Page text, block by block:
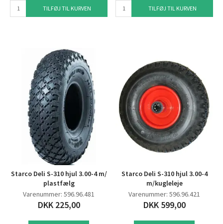
TILFØJ TIL KURVEN TILFØJ TIL KURVEN
Starco Deli S-310 hjul 3.00-4 m/
plastfælg
Varenummer: 596.96.481
DKK 225,00
Starco Deli S-310 hjul 3.00-4
m/kugleleje
Varenummer: 596.96.421
DKK 599,00